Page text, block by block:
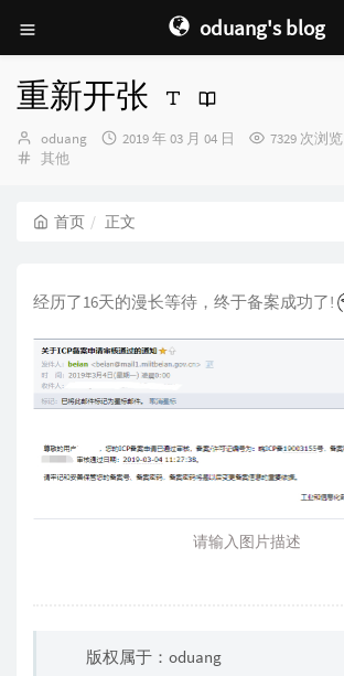
oduang's blog
重新开张
博
主：
oduang
发
2019 年 03 月 04 日 7329 次浏览
分
其他
首页 正文
经历了16天的漫长等待，终于备案成功了!
请输入图片描述
版权属于：oduang